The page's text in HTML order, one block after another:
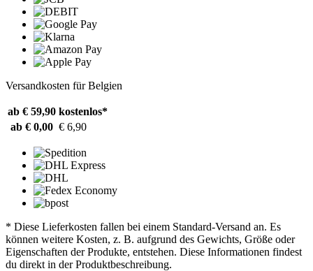
Versandkosten für Belgien
ab € 59,90 kostenlos*
ab € 0,00 € 6,90
* Diese Lieferkosten fallen bei einem Standard-Versand an. Es
können weitere Kosten, z. B. aufgrund des Gewichts, Größe oder
Eigenschaften der Produkte, entstehen. Diese Informationen findest
du direkt in der Produktbeschreibung.